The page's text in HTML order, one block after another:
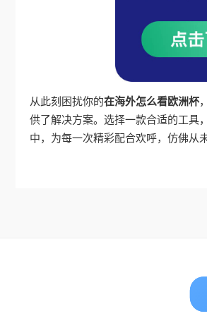
从此刻困扰你的在海外怎么看欧洲杯
供了解决方案。选择一款合适的工具
中，为每一次精彩配合欢呼，仿佛从